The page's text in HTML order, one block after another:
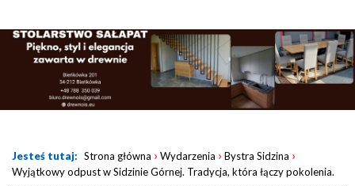
Jesteś tutaj: Strona główna › Wydarzenia › Bystra Sidzina ›
Wyjątkowy odpust w Sidzinie Górnej. Tradycja, która łączy pokolenia.